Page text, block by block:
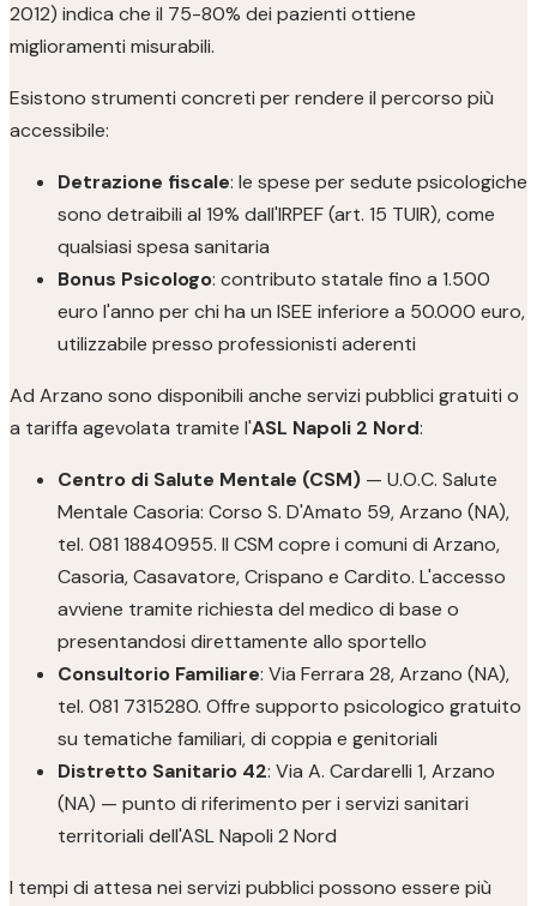
2012) indica che il 75-80% dei pazienti ottiene
miglioramenti misurabili.
Esistono strumenti concreti per rendere il percorso più
accessibile:
Detrazione fiscale: le spese per sedute psicologiche
sono detraibili al 19% dall'IRPEF (art. 15 TUIR), come
qualsiasi spesa sanitaria
Bonus Psicologo: contributo statale fino a 1.500
euro l'anno per chi ha un ISEE inferiore a 50.000 euro,
utilizzabile presso professionisti aderenti
Ad Arzano sono disponibili anche servizi pubblici gratuiti o
a tariffa agevolata tramite l'ASL Napoli 2 Nord:
Centro di Salute Mentale (CSM) — U.O.C. Salute
Mentale Casoria: Corso S. D'Amato 59, Arzano (NA),
tel. 081 18840955. Il CSM copre i comuni di Arzano,
Casoria, Casavatore, Crispano e Cardito. L'accesso
avviene tramite richiesta del medico di base o
presentandosi direttamente allo sportello
Consultorio Familiare: Via Ferrara 28, Arzano (NA),
tel. 081 7315280. Offre supporto psicologico gratuito
su tematiche familiari, di coppia e genitoriali
Distretto Sanitario 42: Via A. Cardarelli 1, Arzano
(NA) — punto di riferimento per i servizi sanitari
territoriali dell'ASL Napoli 2 Nord
I tempi di attesa nei servizi pubblici possono essere più